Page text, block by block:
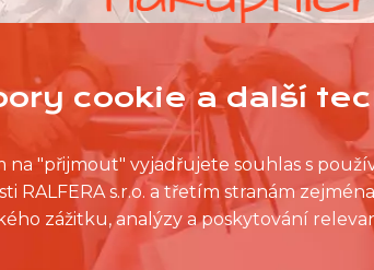
SEZNAM
cookie a další
na "přijmout" vyjadřujete souhlas s
RALFERA s.r.o. a třetím stranám
zážitku, analýzy a poskytování